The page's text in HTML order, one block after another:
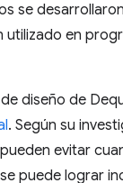
se
utilizado en
de diseño de
. Según su
evitar
puede lograr